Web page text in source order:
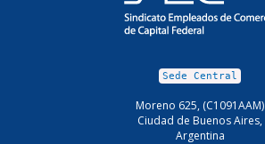
Sede Central
Moreno 625, (C1091AAM)
Ciudad de Buenos Aires,
Argentina